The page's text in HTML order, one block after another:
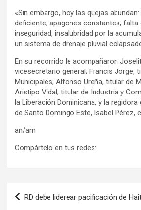
«Sin embargo, hoy las quejas
deficiente, apagones constantes, falta
inseguridad, insalubridad por la
un sistema de drenaje pluvial
En su recorrido le acompañaron
vicesecretario general; Francis Jorge,
Municipales; Alfonso Ureña, titular de
Aristipo Vidal, titular de Industria y
la Liberación Dominicana, y la regidora
de Santo Domingo Este, Isabel Pérez,
an/am
Compártelo en tus redes:
Navegación
RD debe liderear pacificación de